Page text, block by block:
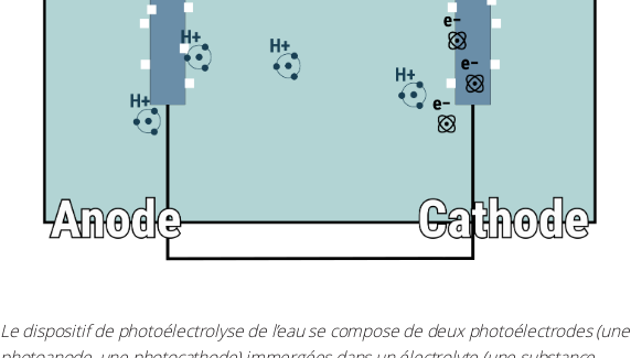
Le dispositif de photoélectrolyse de l’eau se compose de deux photoélectrodes (une